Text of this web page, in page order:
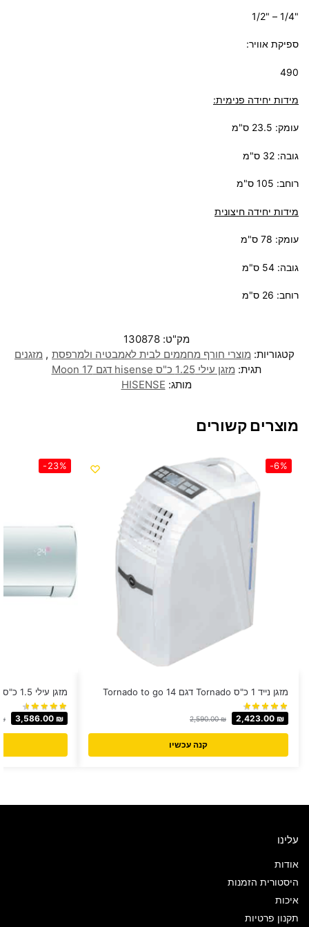
"1/4 – "1/2
ספיקת אוויר:
490
מידות יחידה פנימית:
עומק: 23.5 ס"מ
גובה: 32 ס"מ
רוחב: 105 ס"מ
מידות יחידה חיצונית
עומק: 78 ס"מ
גובה: 54 ס"מ
רוחב: 26 ס"מ
מק"ט:130878
קטגוריות: מוצרי חורף מחממים לבית לאמבטיה ולמרפסת , מזגנים
תגית: מזגן עילי 1.25 כ"ס hisense דגם Moon 17
מותג: HISENSE
מוצרים קשורים
-6%
מזגן נייד 1 כ"ס Tornado דגם Tornado to go 14
2,590.00₪ 2,423.00 ₪
קנה עכשיו
-23%
מזגן עילי 1.5 כ"ס TADIRAN דגם SUPREME 18
₪ 3,586.00 ₪
עלינו
אודות
היסטורית הזמנות
איכות
תקנון פרטיות